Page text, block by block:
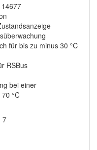
für bis zu minus 30 °C
RSBus
bei einer
°C
7